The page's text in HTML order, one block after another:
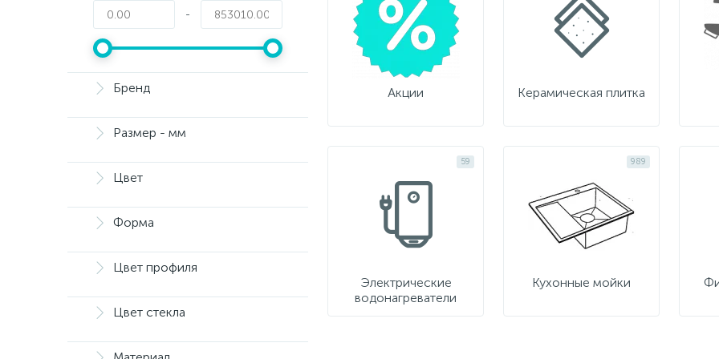
-
Бренд
Размер - мм
Цвет
Форма
Цвет профиля
Цвет стекла
Акции Керамическая плитка
59
Электрические
водонагреватели
989
Кухонные мойки